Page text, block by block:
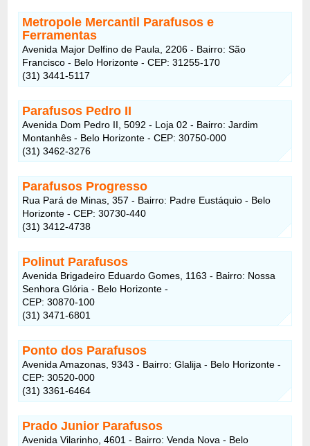
Metropole Mercantil Parafusos e
Ferramentas
Avenida Major Delfino de Paula, 2206 - Bairro: São
Francisco - Belo Horizonte - CEP: 31255-170
(31) 3441-5117
Parafusos Pedro II
Avenida Dom Pedro II, 5092 - Loja 02 - Bairro: Jardim
Montanhês - Belo Horizonte - CEP: 30750-000
(31) 3462-3276
Parafusos Progresso
Rua Pará de Minas, 357 - Bairro: Padre Eustáquio - Belo
Horizonte - CEP: 30730-440
(31) 3412-4738
Polinut Parafusos
Avenida Brigadeiro Eduardo Gomes, 1163 - Bairro: Nossa
Senhora Glória - Belo Horizonte -
CEP: 30870-100
(31) 3471-6801
Ponto dos Parafusos
Avenida Amazonas, 9343 - Bairro: Glalija - Belo Horizonte -
CEP: 30520-000
(31) 3361-6464
Prado Junior Parafusos
Avenida Vilarinho, 4601 - Bairro: Venda Nova - Belo